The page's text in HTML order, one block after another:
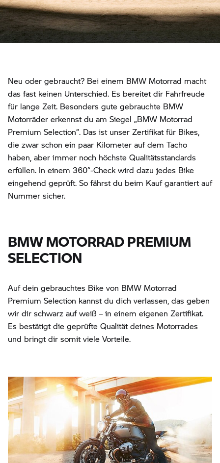
Neu oder gebraucht? Bei einem BMW Motorrad macht
das fast keinen Unterschied. Es bereitet dir Fahrfreude
für lange Zeit. Besonders gute gebrauchte BMW
Motorräder erkennst du am Siegel „BMW Motorrad
Premium Selection“. Das ist unser Zertifikat für Bikes,
die zwar schon ein paar Kilometer auf dem Tacho
haben, aber immer noch höchste Qualitätsstandards
erfüllen. In einem 360°-Check wird dazu jedes Bike
eingehend geprüft. So fährst du beim Kauf garantiert auf
Nummer sicher.
BMW MOTORRAD PREMIUM
SELECTION
Auf dein gebrauchtes Bike von BMW Motorrad
Premium Selection kannst du dich verlassen, das geben
wir dir schwarz auf weiß – in einem eigenen Zertifikat.
Es bestätigt die geprüfte Qualität deines Motorrades
und bringt dir somit viele Vorteile.